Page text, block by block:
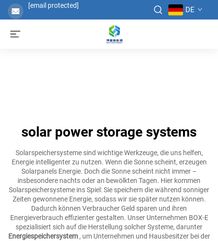
[email protected] DE
solar power storage systems
Solarspeichersysteme sind wichtige Werkzeuge, die uns helfen,
Energie intelligenter zu nutzen. Wenn die Sonne scheint, erzeugen
Solarpanels Energie. Doch die Sonne scheint nicht immer –
insbesondere nachts oder an bewölkten Tagen. Hier kommen
Solarspeichersysteme ins Spiel: Sie speichern die während sonniger
Zeiten gewonnene Energie, sodass wir sie später nutzen können.
Dadurch können Verbraucher Geld sparen und ihren
Energieverbrauch effizienter gestalten. Unser Unternehmen BOX-E
spezialisiert sich auf die Herstellung solcher Systeme, darunter
Energiespeichersystem , um Unternehmen und Hausbesitzer bei der